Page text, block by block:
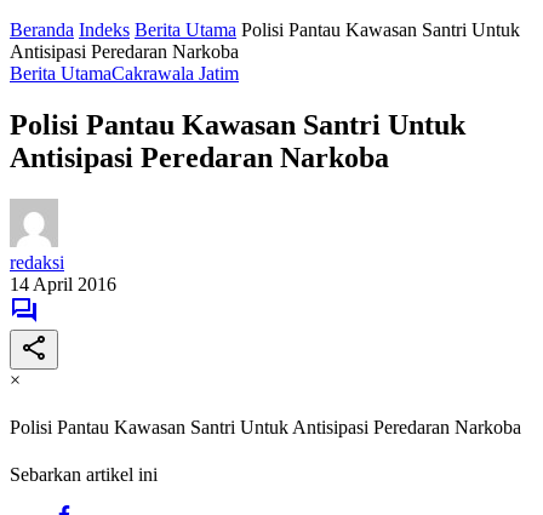
Beranda Indeks Berita Utama Polisi Pantau Kawasan Santri Untuk
Antisipasi Peredaran Narkoba
Berita UtamaCakrawala Jatim
Polisi Pantau Kawasan Santri Untuk
Antisipasi Peredaran Narkoba
redaksi
14 April 2016
×
Polisi Pantau Kawasan Santri Untuk Antisipasi Peredaran Narkoba
Sebarkan artikel ini